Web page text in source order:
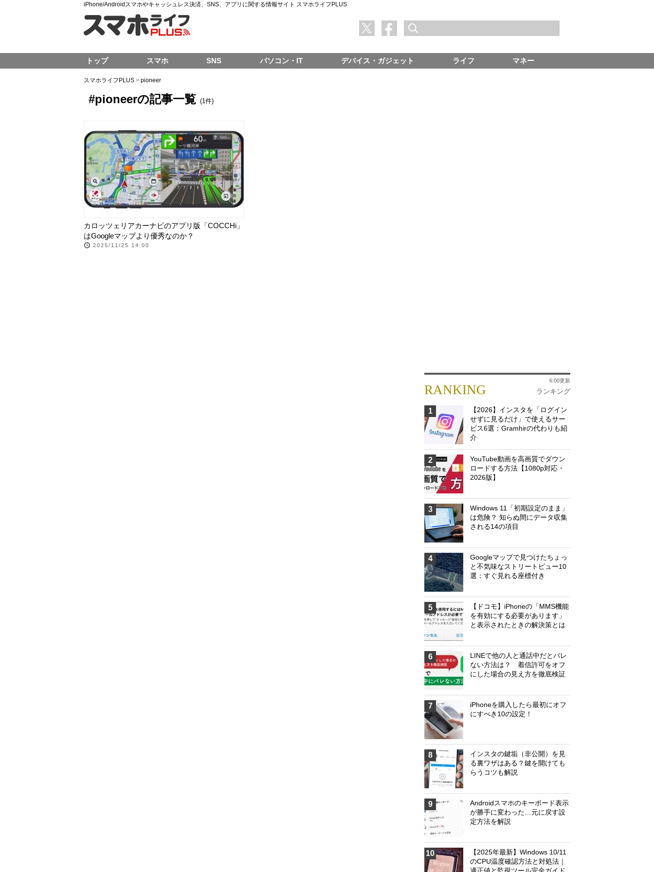
iPhone/Androidスマホやキャッシュレス決済、SNS、アプリに関する情報サイト スマホライフPLUS
スマホライフPLUS > pioneer
#pioneerの記事一覧 (1件)
カロッツェリアカーナビのアプリ版「COCCHi」
はGoogleマップより優秀なのか？
2025/11/25 14:00
RANKING ランキング
6:00更新
1
【2026】インスタを「ログイン
せずに見るだけ」で使えるサー
ビス6選：Gramhirの代わりも紹
介
2
YouTube動画を高画質でダウン
ロードする方法【1080p対応・
2026版】
3
Windows 11「初期設定のまま」
は危険？ 知らぬ間にデータ収集
される14の項目
4
Googleマップで見つけたちょっ
と不気味なストリートビュー10
選：すぐ見れる座標付き
5
【ドコモ】iPhoneの「MMS機能
を有効にする必要があります」
と表示されたときの解決策とは
6
LINEで他の人と通話中だとバレ
ない方法は？ 着信許可をオフ
にした場合の見え方を徹底検証
7
iPhoneを購入したら最初にオフ
にすべき10の設定！
8
インスタの鍵垢（非公開）を見
る裏ワザはある？鍵を開けても
らうコツも解説
9
Androidスマホのキーボード表示
が勝手に変わった…元に戻す設
定方法を解説
10
【2025年最新】Windows 10/11
のCPU温度確認方法と対処法｜
トップ スマホ SNS パソコン・IT デバイス・ガジェット ライフ マネー